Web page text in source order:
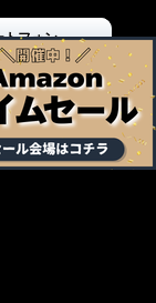
トフォン